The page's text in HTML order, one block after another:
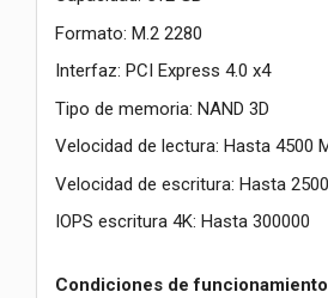
Formato: M.2 2280
Interfaz: PCI Express 4.0 x4
Tipo de memoria: NAND 3D
Velocidad de lectura: Hasta 4500
Velocidad de escritura: Hasta
IOPS escritura 4K: Hasta 300000
Condiciones de funcionamiento